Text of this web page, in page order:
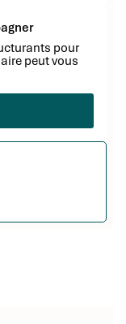
pour
peut vous